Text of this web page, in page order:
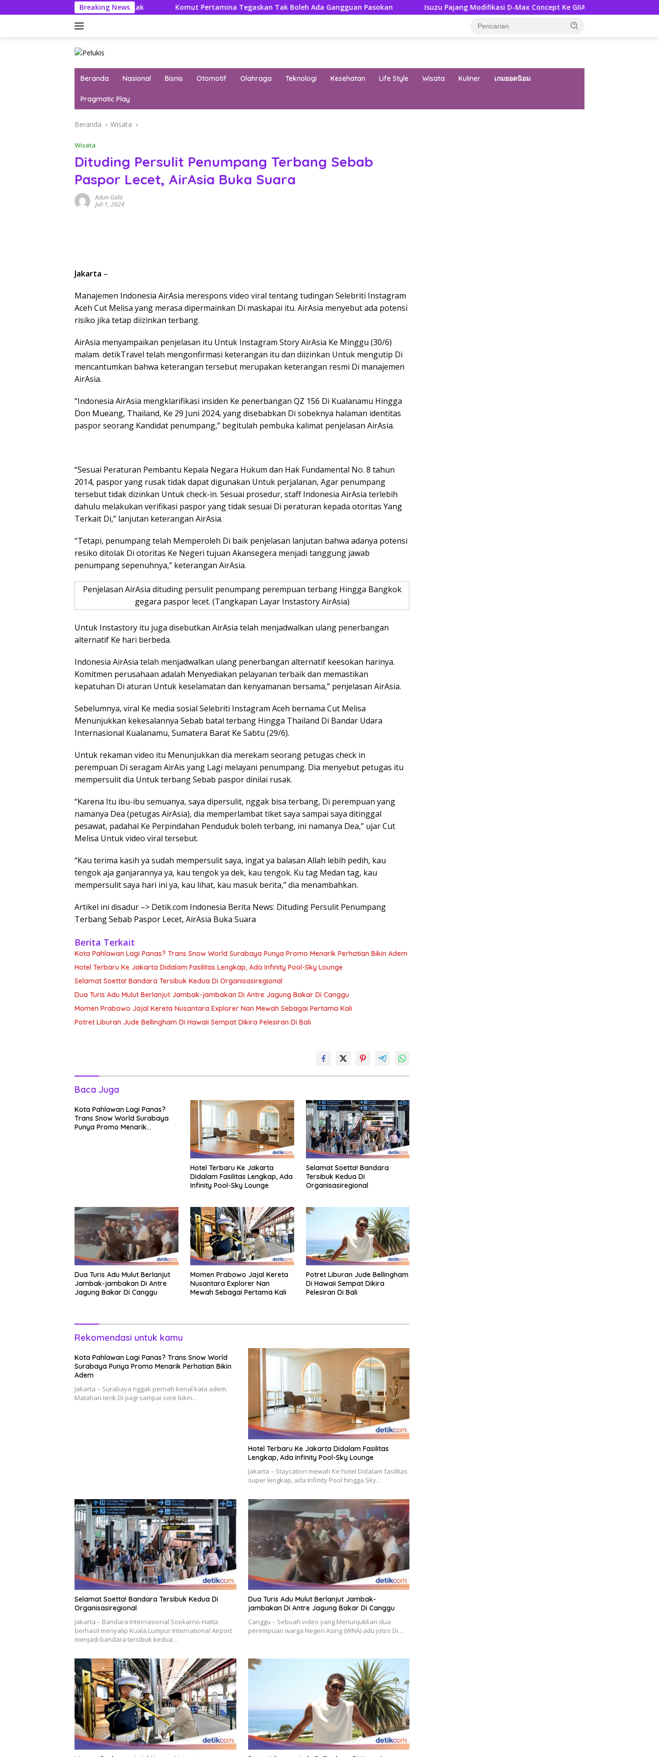
ke
Breaking News
Itu Konsumsi Otak Komut Pertamina Tegaskan Tak Boleh Ada Gangguan Pasokan Isuzu Pajang Modifikasi D-Max Concept Ke GIIAS 2026, Ini Ubahannya
Beranda Nasional Bisnis Otomotif Olahraga Teknologi Kesehatan Life Style Wisata Kuliner เกมยอดนิยม
Pragmatic Play
Beranda Wisata
Wisata
Dituding Persulit Penumpang Terbang Sebab
Paspor Lecet, AirAsia Buka Suara
Adun Gala
Juli 1, 2024
Jakarta –
Manajemen Indonesia AirAsia merespons video viral tentang tudingan Selebriti Instagram
Aceh Cut Melisa yang merasa dipermainkan Di maskapai itu. AirAsia menyebut ada potensi
risiko jika tetap diizinkan terbang.
AirAsia menyampaikan penjelasan itu Untuk Instagram Story AirAsia Ke Minggu (30/6)
malam. detikTravel telah mengonfirmasi keterangan itu dan diizinkan Untuk mengutip Di
mencantumkan bahwa keterangan tersebut merupakan keterangan resmi Di manajemen
AirAsia.
“Indonesia AirAsia mengklarifikasi insiden Ke penerbangan QZ 156 Di Kualanamu Hingga
Don Mueang, Thailand, Ke 29 Juni 2024, yang disebabkan Di sobeknya halaman identitas
paspor seorang Kandidat penumpang,” begitulah pembuka kalimat penjelasan AirAsia.
“Sesuai Peraturan Pembantu Kepala Negara Hukum dan Hak Fundamental No. 8 tahun
2014, paspor yang rusak tidak dapat digunakan Untuk perjalanan, Agar penumpang
tersebut tidak dizinkan Untuk check-in. Sesuai prosedur, staff Indonesia AirAsia terlebih
dahulu melakukan verifikasi paspor yang tidak sesuai Di peraturan kepada otoritas Yang
Terkait Di,” lanjutan keterangan AirAsia.
“Tetapi, penumpang telah Memperoleh Di baik penjelasan lanjutan bahwa adanya potensi
resiko ditolak Di otoritas Ke Negeri tujuan Akansegera menjadi tanggung jawab
penumpang sepenuhnya,” keterangan AirAsia.
Penjelasan AirAsia dituding persulit penumpang perempuan terbang Hingga Bangkok
gegara paspor lecet. (Tangkapan Layar Instastory AirAsia)
Untuk Instastory itu juga disebutkan AirAsia telah menjadwalkan ulang penerbangan
alternatif Ke hari berbeda.
Indonesia AirAsia telah menjadwalkan ulang penerbangan alternatif keesokan harinya.
Komitmen perusahaan adalah Menyediakan pelayanan terbaik dan memastikan
kepatuhan Di aturan Untuk keselamatan dan kenyamanan bersama,” penjelasan AirAsia.
Sebelumnya, viral Ke media sosial Selebriti Instagram Aceh bernama Cut Melisa
Menunjukkan kekesalannya Sebab batal terbang Hingga Thailand Di Bandar Udara
Internasional Kualanamu, Sumatera Barat Ke Sabtu (29/6).
Untuk rekaman video itu Menunjukkan dia merekam seorang petugas check in
perempuan Di seragam AirAis yang Lagi melayani penumpang. Dia menyebut petugas itu
mempersulit dia Untuk terbang Sebab paspor dinilai rusak.
“Karena Itu ibu-ibu semuanya, saya dipersulit, nggak bisa terbang, Di perempuan yang
namanya Dea (petugas AirAsia), dia memperlambat tiket saya sampai saya ditinggal
pesawat, padahal Ke Perpindahan Penduduk boleh terbang, ini namanya Dea,” ujar Cut
Melisa Untuk video viral tersebut.
“Kau terima kasih ya sudah mempersulit saya, ingat ya balasan Allah lebih pedih, kau
tengok aja ganjarannya ya, kau tengok ya dek, kau tengok. Ku tag Medan tag, kau
mempersulit saya hari ini ya, kau lihat, kau masuk berita,” dia menambahkan.
Artikel ini disadur –> Detik.com Indonesia Berita News: Dituding Persulit Penumpang
Terbang Sebab Paspor Lecet, AirAsia Buka Suara
Berita Terkait
Kota Pahlawan Lagi Panas? Trans Snow World Surabaya Punya Promo Menarik Perhatian Bikin Adem
Hotel Terbaru Ke Jakarta Didalam Fasilitas Lengkap, Ada Infinity Pool-Sky Lounge
Selamat Soetta! Bandara Tersibuk Kedua Di Organisasiregional
Dua Turis Adu Mulut Berlanjut Jambak-jambakan Di Antre Jagung Bakar Di Canggu
Momen Prabowo Jajal Kereta Nusantara Explorer Nan Mewah Sebagai Pertama Kali
Potret Liburan Jude Bellingham Di Hawaii Sempat Dikira Pelesiran Di Bali
Baca Juga
Kota Pahlawan Lagi Panas?
Trans Snow World Surabaya
Punya Promo Menarik
Hotel Terbaru Ke Jakarta
Didalam Fasilitas Lengkap, Ada
Infinity Pool-Sky Lounge
Selamat Soetta! Bandara
Tersibuk Kedua Di
Organisasiregional
Dua Turis Adu Mulut Berlanjut
Jambak-jambakan Di Antre
Jagung Bakar Di Canggu
Momen Prabowo Jajal Kereta
Nusantara Explorer Nan
Mewah Sebagai Pertama Kali
Potret Liburan Jude Bellingham
Di Hawaii Sempat Dikira
Pelesiran Di Bali
Rekomendasi untuk kamu
Kota Pahlawan Lagi Panas? Trans Snow World
Surabaya Punya Promo Menarik Perhatian Bikin
Adem
Jakarta – Surabaya nggak pernah kenal kata adem.
Matahari terik Di pagi sampai sore bikin…
Hotel Terbaru Ke Jakarta Didalam Fasilitas
Lengkap, Ada Infinity Pool-Sky Lounge
Jakarta – Staycation mewah Ke hotel Didalam fasilitas
super lengkap, ada Infinity Pool hingga Sky…
Selamat Soetta! Bandara Tersibuk Kedua Di
Organisasiregional
Jakarta – Bandara Internasional Soekarno-Hatta
berhasil menyalip Kuala Lumpur International Airport
menjadi bandara tersibuk kedua…
Dua Turis Adu Mulut Berlanjut Jambak-
jambakan Di Antre Jagung Bakar Di Canggu
Canggu – Sebuah video yang Menunjukkan dua
perempuan warga Negeri Asing (WNA) adu jotos Di…